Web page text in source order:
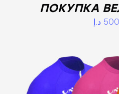
ПОКУПКА
د.إ